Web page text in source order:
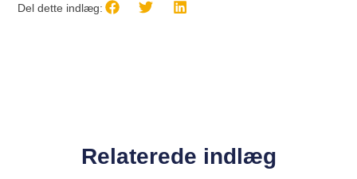
Del dette indlæg:
Relaterede indlæg